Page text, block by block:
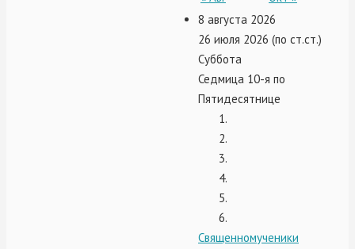
8 августа 2026
26 июля 2026 (по ст.ст.)
Суббота
Седмица 10-я по
Пятидесятнице
Священномученики